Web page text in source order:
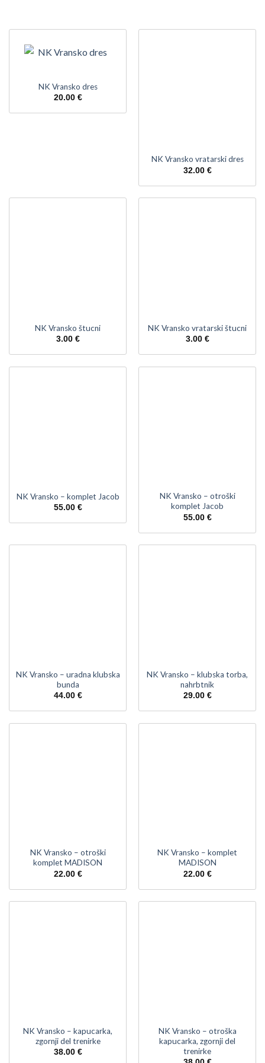
NK Vransko dres
20.00 €
NK Vransko vratarski dres
32.00 €
NK Vransko štucni
3.00 €
NK Vransko vratarski štucni
3.00 €
NK Vransko – komplet Jacob
55.00 €
NK Vransko – otroški
komplet Jacob
55.00 €
NK Vransko – uradna klubska
bunda
44.00 €
NK Vransko – klubska torba,
nahrbtnik
29.00 €
NK Vransko – otroški
komplet MADISON
22.00 €
NK Vransko – komplet
MADISON
22.00 €
NK Vransko – kapucarka,
zgornji del trenirke
38.00 €
NK Vransko – otroška
kapucarka, zgornji del
trenirke